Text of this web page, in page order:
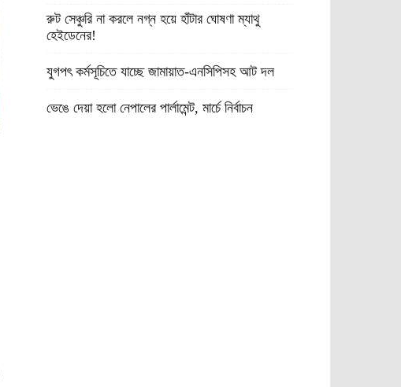
রুট সেঞ্চুরি না করলে নগ্ন হয়ে হাঁটার ঘোষণা ম্যাথু
হেইডেনের!
যুগপৎ কর্মসূচিতে যাচ্ছে জামায়াত-এনসিপিসহ আট দল
ভেঙে দেয়া হলো নেপালের পার্লামেন্ট, মার্চে নির্বাচন